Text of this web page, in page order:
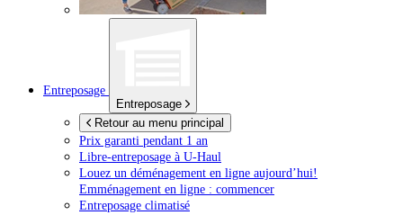
Entreposage
Entreposage
Retour au menu principal
Prix garanti pendant 1 an
Libre-entreposage à U-Haul
Louez un déménagement en ligne aujourd’hui!
Emménagement en ligne : commencer
Entreposage climatisé